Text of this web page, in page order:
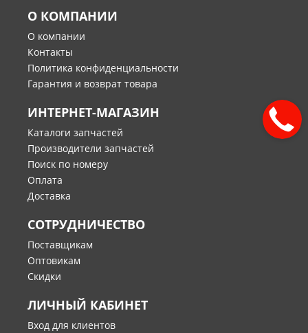
О КОМПАНИИ
О компании
Контакты
Политика конфиденциальности
Гарантия и возврат товара
ИНТЕРНЕТ-МАГАЗИН
Каталоги запчастей
Производители запчастей
Поиск по номеру
Оплата
Доставка
СОТРУДНИЧЕСТВО
Поставщикам
Оптовикам
Скидки
ЛИЧНЫЙ КАБИНЕТ
Вход для клиентов